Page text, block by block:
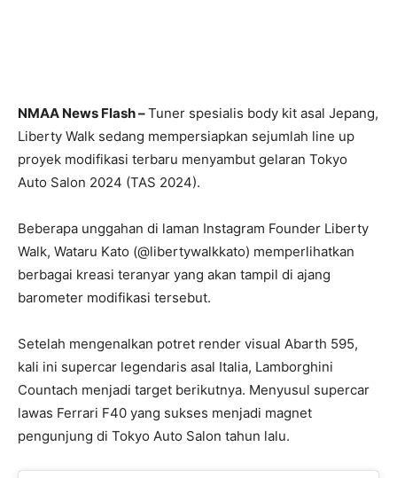
NMAA News Flash –Tuner spesialis body kit asal Jepang,
Liberty Walk sedang mempersiapkan sejumlah line up
proyek modifikasi terbaru menyambut gelaran Tokyo
Auto Salon 2024 (TAS 2024).
Beberapa unggahan di laman Instagram Founder Liberty
Walk, Wataru Kato (@libertywalkkato) memperlihatkan
berbagai kreasi teranyar yang akan tampil di ajang
barometer modifikasi tersebut.
Setelah mengenalkan potret render visual Abarth 595,
kali ini supercar legendaris asal Italia, Lamborghini
Countach menjadi target berikutnya. Menyusul supercar
lawas Ferrari F40 yang sukses menjadi magnet
pengunjung di Tokyo Auto Salon tahun lalu.